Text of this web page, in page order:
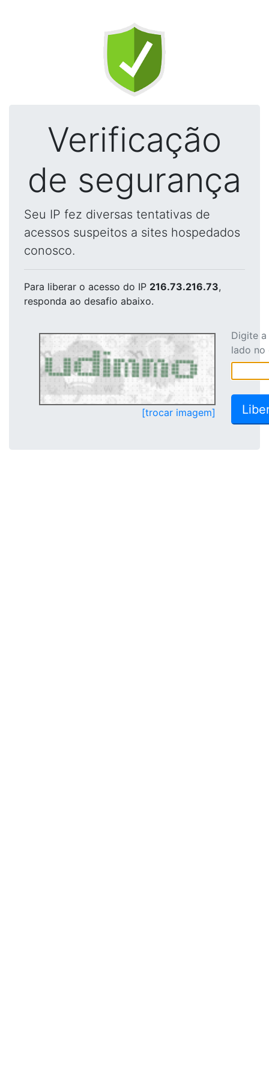
Verificação
de segurança
Seu IP fez diversas tentativas de
acessos suspeitos a sites hospedados
conosco.
Para liberar o acesso do IP 216.73.216.73,
responda ao desafio abaixo.
[trocar imagem]
Digite
lado no